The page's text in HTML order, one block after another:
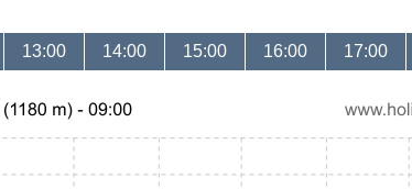
13:00 14:00 15:00 16:00 17:00